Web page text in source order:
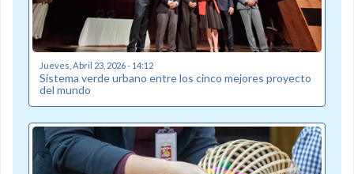
Jueves, Abril 23, 2026 - 14:12
Sistema verde urbano entre los cinco mejores proyecto
del mundo